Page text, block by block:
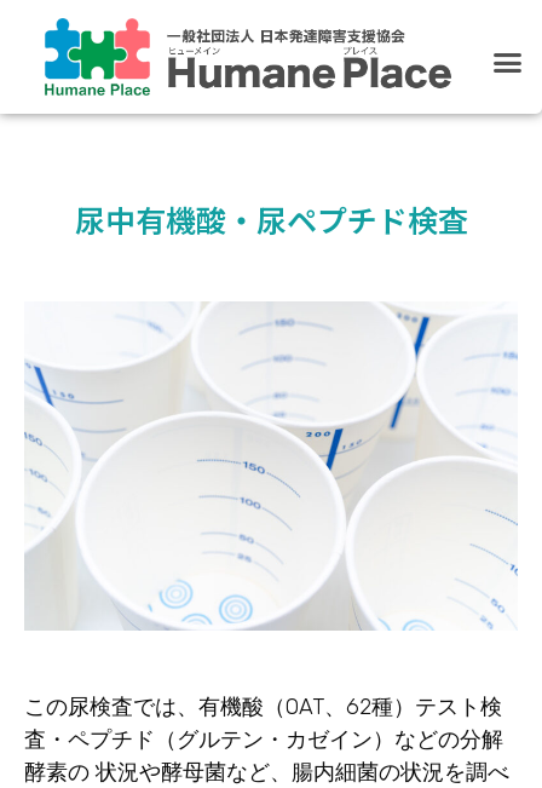
尿中有機酸・尿ペプチド検査
この尿検査では、有機酸（OAT、62種）テスト検
査・ペプチド（グルテン・カゼイン）などの分解
酵素の 状況や酵母菌など、腸内細菌の状況を調べ